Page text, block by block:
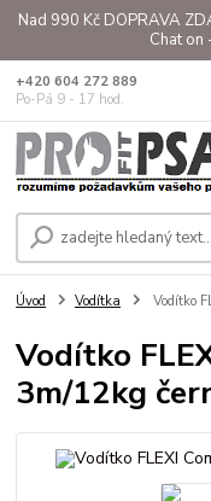
Nad 990 Kč DOPRAVA
Chat on
+420 604 272 889
Po-Pá 9 - 17 hod.
Úvod Vodítka Vodítko
Vodítko
3m/12kg